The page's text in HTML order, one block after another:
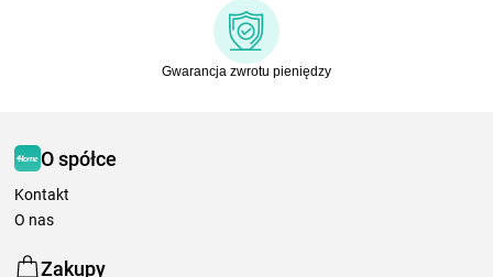
Gwarancja zwrotu pieniędzy
O spółce
Kontakt
O nas
Zakupy